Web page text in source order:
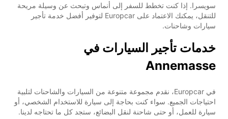
سويسرا. إذا كنت تخطط للسفر إلى أنماس وتبحث عن وسيلة مريحة
للتنقل، يمكنك الاعتماد على Europcar لتوفير أفضل خدمة تأجير
سيارات وشاحنات.
خدمات تأجير السيارات في
Annemasse
في Europcar، نقدم مجموعة متنوعة من السيارات والشاحنات لتلبية
احتياجات الجميع. سواء كنت بحاجة إلى سيارة للاستخدام الشخصي، أو
سيارة للعمل، أو حتى شاحنة لنقل البضائع، ستجد كل ما تحتاجه لدينا.